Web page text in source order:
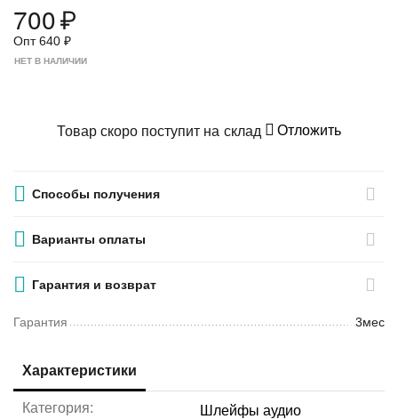
700₽
Опт640 ₽
НЕТ В НАЛИЧИИ
Товар скоро поступит на склад Отложить
Способы получения
Варианты оплаты
Гарантия и возврат
Гарантия 3мес
Характеристики
Категория: Шлейфы аудио